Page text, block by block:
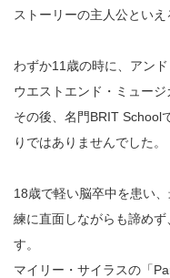
ストーリーの主人公といえ
わずか11歳の時に、アン
ウエストエンド・ミュージ
その後、名門BRIT School
りではありませんでした。
18歳で軽い脳卒中を患い
練に直面しながらも諦め
す。
マイリー・サイラスの「